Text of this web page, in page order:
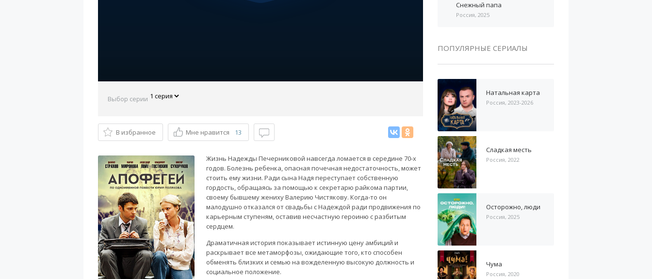
Выбор серии
В избранное Мне нравится 13
Жизнь Надежды Печерниковой навсегда ломается в середине 70-х
годов. Болезнь ребенка, опасная почечная недостаточность, может
стоить ему жизни. Ради сына Надя переступает собственную
гордость, обращаясь за помощью к секретарю райкома партии,
своему бывшему жениху Валерию Чистякову. Когда-то он
малодушно отказался от свадьбы с Надеждой ради продвижения по
карьерным ступеням, оставив несчастную героиню с разбитым
сердцем.
Драматичная история показывает истинную цену амбиций и
раскрывает все метаморфозы, ожидающие того, кто способен
обменять близких и семью на вожделенную высокую должность и
социальное положение.
Снежный папа
Россия, 2025
ПОПУЛЯРНЫЕ СЕРИАЛЫ
Натальная карта
Россия, 2023-2026
Сладкая месть
Россия, 2022
Осторожно, люди
Россия, 2025
Чума
Россия, 2020